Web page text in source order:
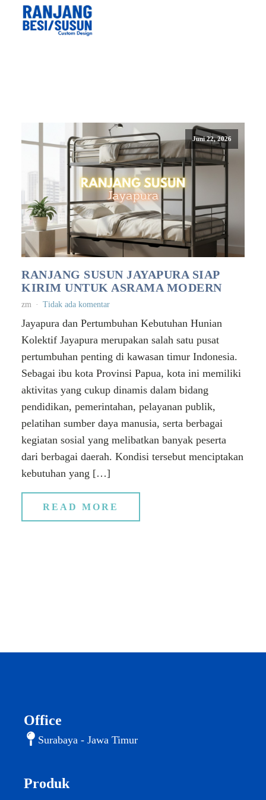
Juni 22, 2026
RANJANG SUSUN JAYAPURA SIAP
KIRIM UNTUK ASRAMA MODERN
zm Tidak ada komentar
Jayapura dan Pertumbuhan Kebutuhan Hunian
Kolektif Jayapura merupakan salah satu pusat
pertumbuhan penting di kawasan timur Indonesia.
Sebagai ibu kota Provinsi Papua, kota ini memiliki
aktivitas yang cukup dinamis dalam bidang
pendidikan, pemerintahan, pelayanan publik,
pelatihan sumber daya manusia, serta berbagai
kegiatan sosial yang melibatkan banyak peserta
dari berbagai daerah. Kondisi tersebut menciptakan
kebutuhan yang […]
READ MORE
Office
Surabaya - Jawa Timur
Produk